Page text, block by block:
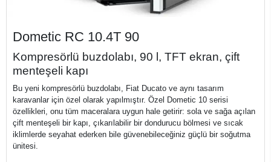
Dometic RC 10.4T 90
Kompresörlü buzdolabı, 90 l, TFT ekran, çift
menteşeli kapı
Bu yeni kompresörlü buzdolabı, Fiat Ducato ve aynı tasarım
karavanlar için özel olarak yapılmıştır. Özel Dometic 10 serisi
özellikleri, onu tüm maceralara uygun hale getirir: sola ve sağa açılan
çift menteşeli bir kapı, çıkarılabilir bir dondurucu bölmesi ve sıcak
iklimlerde seyahat ederken bile güvenebileceğiniz güçlü bir soğutma
ünitesi.